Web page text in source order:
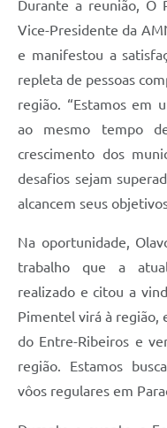
Durante a reunião, O
Vice-Presidente da
e manifestou a
repleta de pessoas
região. “Estamos em
ao mesmo tempo
crescimento dos
desafios sejam
alcancem seus
Na oportunidade,
trabalho que a
realizado e citou a
Pimentel virá à região,
do Entre-Ribeiros e
região. Estamos
vôos regulares em